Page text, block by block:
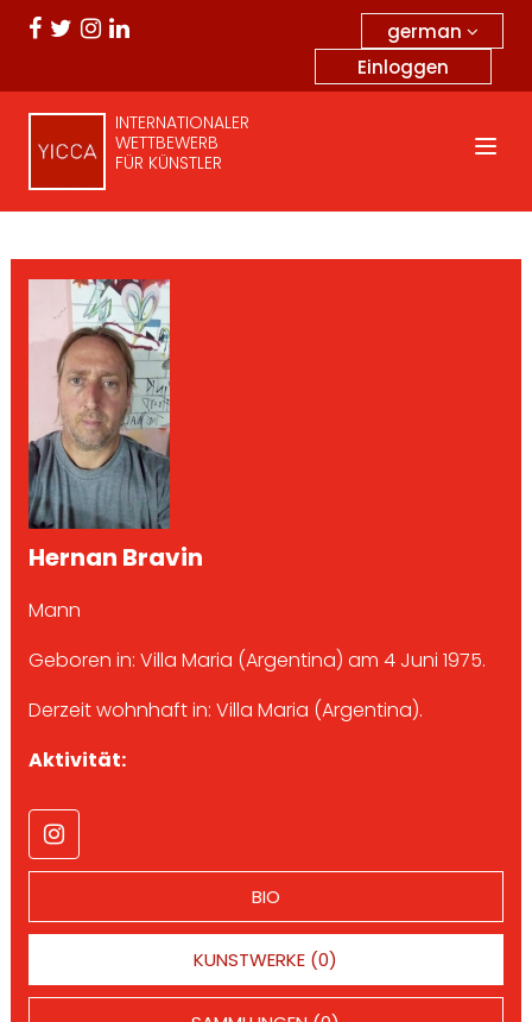
german
Einloggen
INTERNATIONALER
WETTBEWERB
FÜR KÜNSTLER
Hernan Bravin
Mann
Geboren in: Villa Maria (Argentina) am 4 Juni 1975.
Derzeit wohnhaft in: Villa Maria (Argentina).
Aktivität:
BIO
KUNSTWERKE (0)